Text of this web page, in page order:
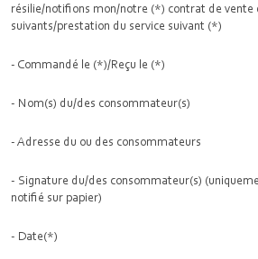
résilie/notifions mon/notre (*) contrat de vente
suivants/prestation du service suivant (*)
- Commandé le (*)/Reçu le (*)
- Nom(s) du/des consommateur(s)
- Adresse du ou des consommateurs
- Signature du/des consommateur(s)
notifié sur papier)
- Date(*)